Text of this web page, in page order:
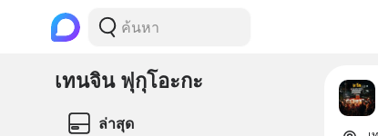
เทนจิน ฟุกุโอะกะ
ล่าสุด